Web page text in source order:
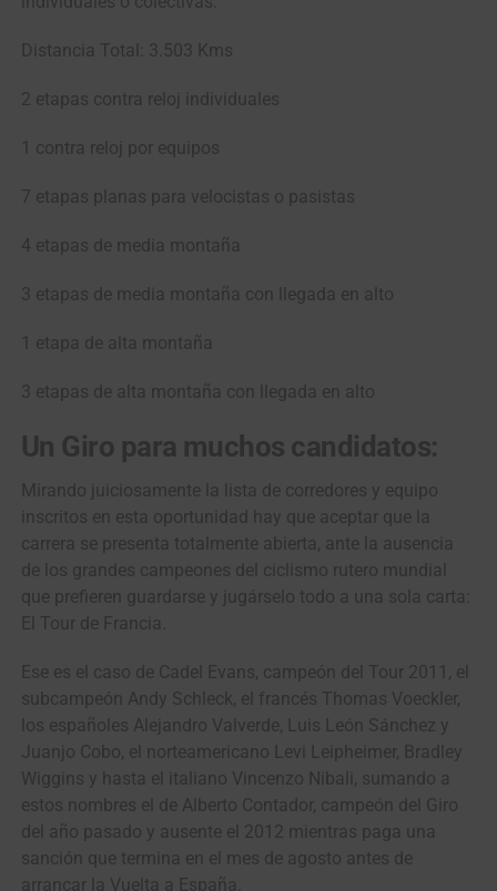
Distancia Total: 3.503 Kms
2 etapas contra reloj individuales
1 contra reloj por equipos
7 etapas planas para velocistas o pasistas
4 etapas de media montaña
3 etapas de media montaña con llegada en alto
1 etapa de alta montaña
3 etapas de alta montaña con llegada en alto
Un Giro para muchos candidatos:
Mirando juiciosamente la lista de corredores y equipo
inscritos en esta oportunidad hay que aceptar que la
carrera se presenta totalmente abierta, ante la ausencia
de los grandes campeones del ciclismo rutero mundial
que prefieren guardarse y jugárselo todo a una sola carta:
El Tour de Francia.
Ese es el caso de Cadel Evans, campeón del Tour 2011, el
subcampeón Andy Schleck, el francés Thomas Voeckler,
los españoles Alejandro Valverde, Luis León Sánchez y
Juanjo Cobo, el norteamericano Levi Leipheimer, Bradley
Wiggins y hasta el italiano Vincenzo Nibali, sumando a
estos nombres el de Alberto Contador, campeón del Giro
del año pasado y ausente el 2012 mientras paga una
sanción que termina en el mes de agosto antes de
arrancar la Vuelta a España.